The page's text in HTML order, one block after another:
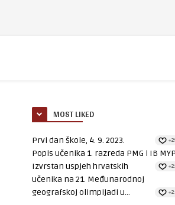
MOST LIKED
Prvi dan škole, 4. 9. 2023.
Popis učenika 1. razreda PMG i IB MYP
Izvrstan uspjeh hrvatskih
učenika na 21. Međunarodnoj
geografskoj olimpijadi u...